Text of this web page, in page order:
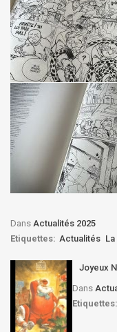
Dans Actualités 2025
Etiquettes: Actualités
Joyeux
Dans
Etiquettes: